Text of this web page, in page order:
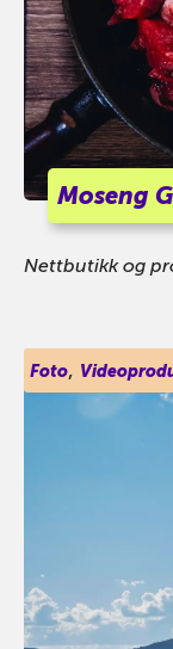
Moseng
Nettbutikk og
Foto,